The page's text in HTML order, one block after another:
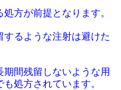
方が前提となります。
するような注射は避けた
間残留しないような用
処方されています。